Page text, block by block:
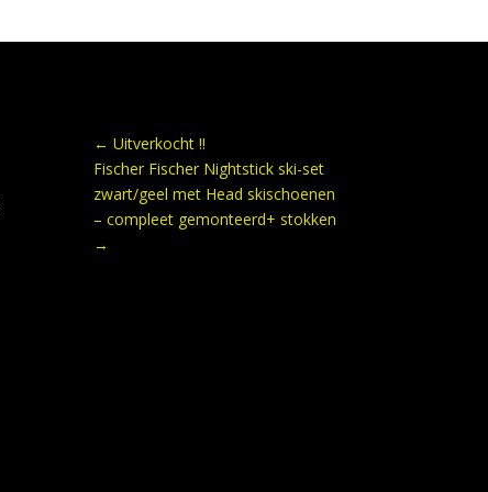
←Uitverkocht !!
Fischer Fischer Nightstick ski-set
zwart/geel met Head skischoenen
– compleet gemonteerd+ stokken
→